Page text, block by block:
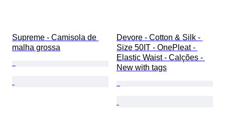
Supreme - Camisola de
malha grossa
Devore - Cotton & Silk -
Size 50IT - OnePleat -
Elastic Waist - Calções -
New with tags